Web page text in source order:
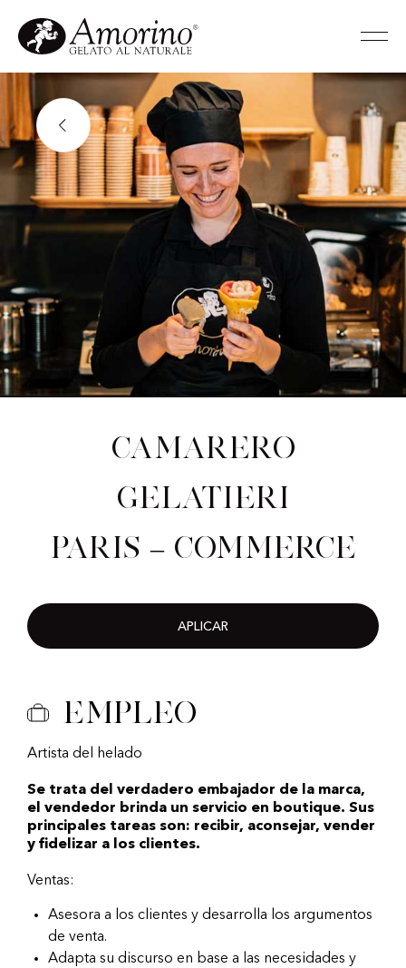
Camarero
gelatieri
Paris – Commerce
APLICAR
Empleo
Artista del helado
Se trata del verdadero embajador de la marca,
el vendedor brinda un servicio en boutique. Sus
principales tareas son: recibir, aconsejar, vender
y fidelizar a los clientes.
Ventas:
Asesora a los clientes y desarrolla los argumentos
de venta.
Adapta su discurso en base a las necesidades y